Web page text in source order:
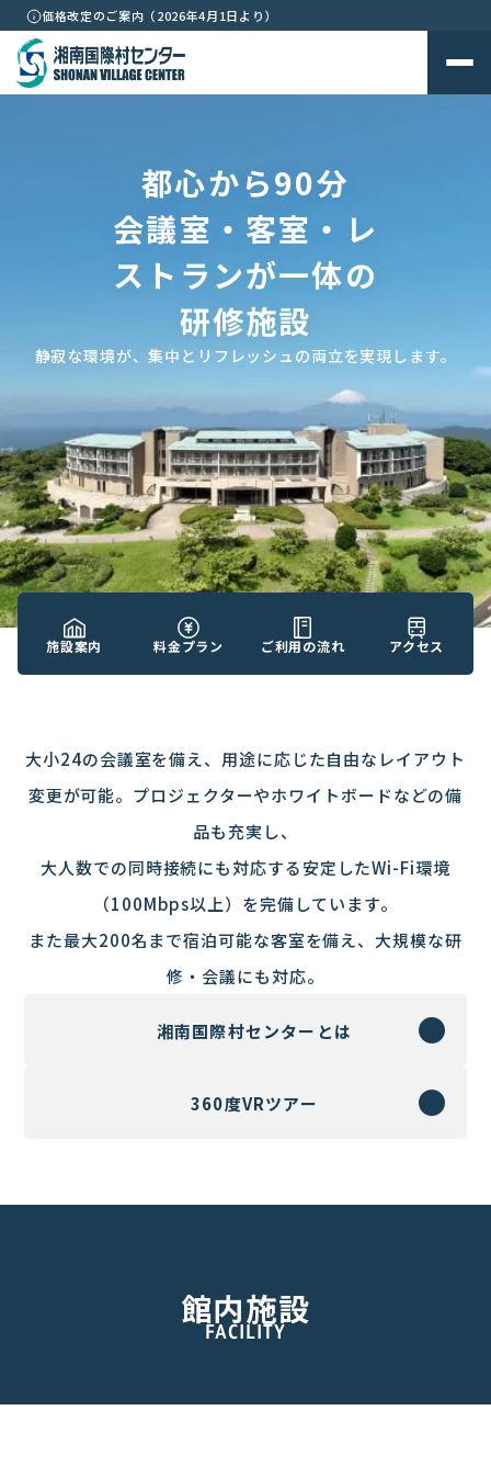
価格改定のご案内（2026年4月1日より）
都心から90分
会議室・客室・レ
ストランが一体の
研修施設
静寂な環境が、集中とリフレッシュの両立を実現します。
施設案内 料金プラン ご利用の流れ アクセス
大小24の会議室を備え、用途に応じた自由なレイアウト
変更が可能。プロジェクターやホワイトボードなどの備
品も充実し、
大人数での同時接続にも対応する安定したWi-Fi環境
（100Mbps以上）を完備しています。
また最大200名まで宿泊可能な客室を備え、大規模な研
修・会議にも対応。
湘南国際村センターとは
360度VRツアー
館内施設
FACILITY